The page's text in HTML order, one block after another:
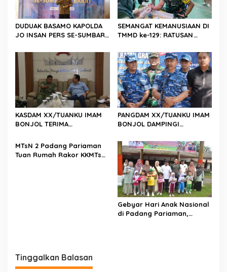
s
DUDUAK BASAMO KAPOLDA
JO INSAN PERS SE-SUMBAR,
Abadhy Dorong Kolaborasi
Polri dan Media Demi
Kepentingan Masyarakat
SEMANGAT KEMANUSIAAN DI
TMMD ke-129: RATUSAN
KEBUTUHAAN STOK DARAH
KASDAM XX/TUANKU IMAM
BONJOL TERIMA
ANGGOTA DPD RI H. IRMAN
GUSMAN, S.E., M.B.A., DI
PANGDAM XX/TUANKU IMAM
BONJOL DAMPINGI
AU KE-79 DI LANUD SUTAN
SJAHRIR
MTsN 2 Padang Pariaman
Tuan Rumah Rakor KKMTs
Gebyar Hari Anak Nasional
di Padang Pariaman,
Tinggalkan Balasan